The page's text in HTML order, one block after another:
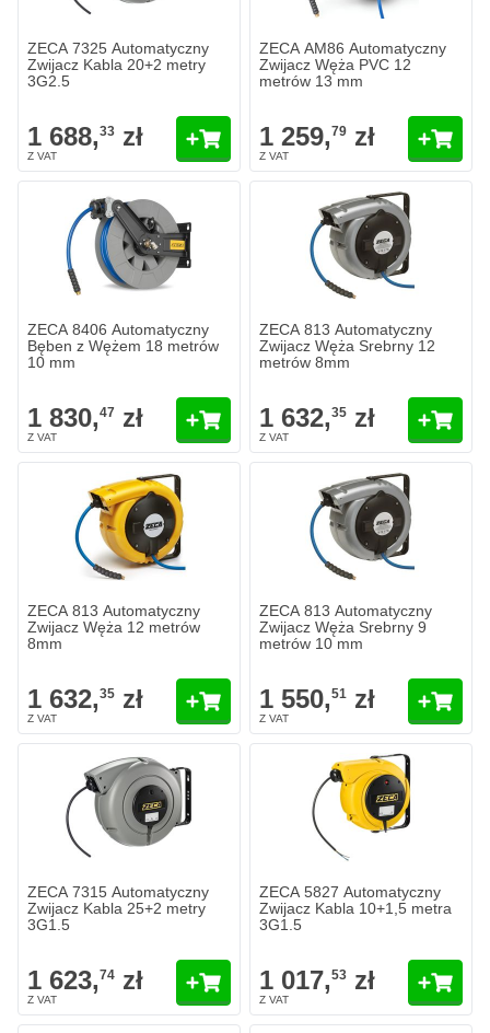
ZECA 7325 Automatyczny
Zwijacz Kabla 20+2 metry
3G2.5
1 688,33 zł
ZECA AM86 Automatyczny
Zwijacz Węża PVC 12
metrów 13 mm
1 259,79 zł
ZECA 8406 Automatyczny
Bęben z Wężem 18 metrów
10 mm
1 830,47 zł
ZECA 813 Automatyczny
Zwijacz Węża Srebrny 12
metrów 8mm
1 632,35 zł
ZECA 813 Automatyczny
Zwijacz Węża 12 metrów
8mm
1 632,35 zł
ZECA 813 Automatyczny
Zwijacz Węża Srebrny 9
metrów 10 mm
1 550,51 zł
ZECA 7315 Automatyczny
Zwijacz Kabla 25+2 metry
3G1.5
1 623,74 zł
ZECA 5827 Automatyczny
Zwijacz Kabla 10+1,5 metra
3G1.5
1 017,53 zł